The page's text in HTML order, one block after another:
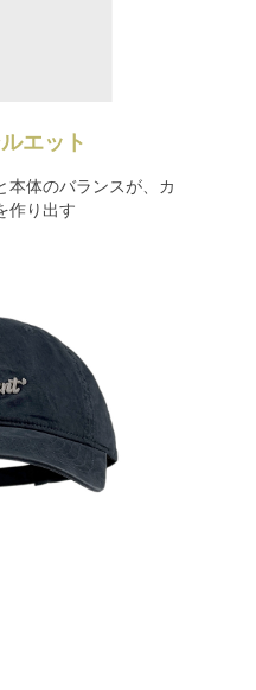
エット
本体のバランスが、カ
作り出す